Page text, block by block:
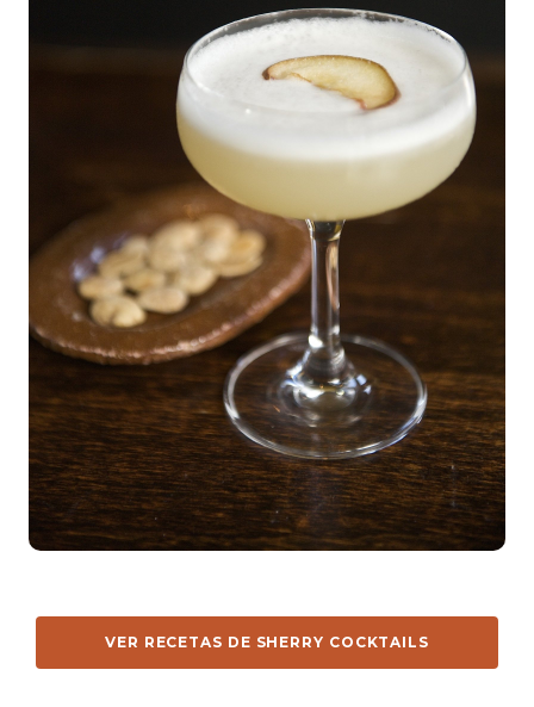
VER RECETAS DE SHERRY COCKTAILS